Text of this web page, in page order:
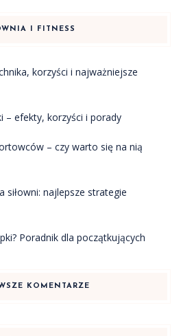
I FITNESS
korzyści i najważniejsze
– efekty, korzyści i porady
– czy warto się na nią
siłowni: najlepsze strategie
Poradnik dla początkujących
KOMENTARZE